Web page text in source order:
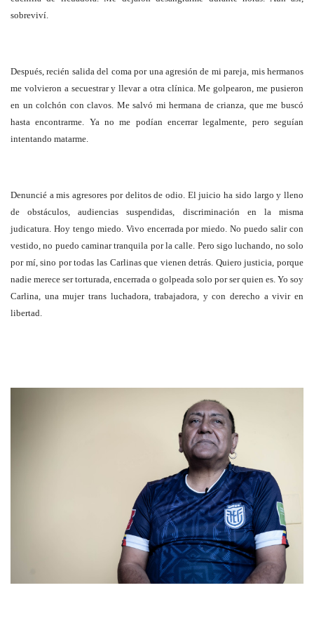
sobreviví.
Después, recién salida del coma por una agresión de mi pareja, mis hermanos
me volvieron a secuestrar y llevar a otra clínica. Me golpearon, me pusieron
en un colchón con clavos. Me salvó mi hermana de crianza, que me buscó
hasta encontrarme. Ya no me podían encerrar legalmente, pero seguían
intentando matarme.
Denuncié a mis agresores por delitos de odio. El juicio ha sido largo y lleno
de obstáculos, audiencias suspendidas, discriminación en la misma
judicatura. Hoy tengo miedo. Vivo encerrada por miedo. No puedo salir con
vestido, no puedo caminar tranquila por la calle. Pero sigo luchando, no solo
por mí, sino por todas las Carlinas que vienen detrás. Quiero justicia, porque
nadie merece ser torturada, encerrada o golpeada solo por ser quien es. Yo soy
Carlina, una mujer trans luchadora, trabajadora, y con derecho a vivir en
libertad.